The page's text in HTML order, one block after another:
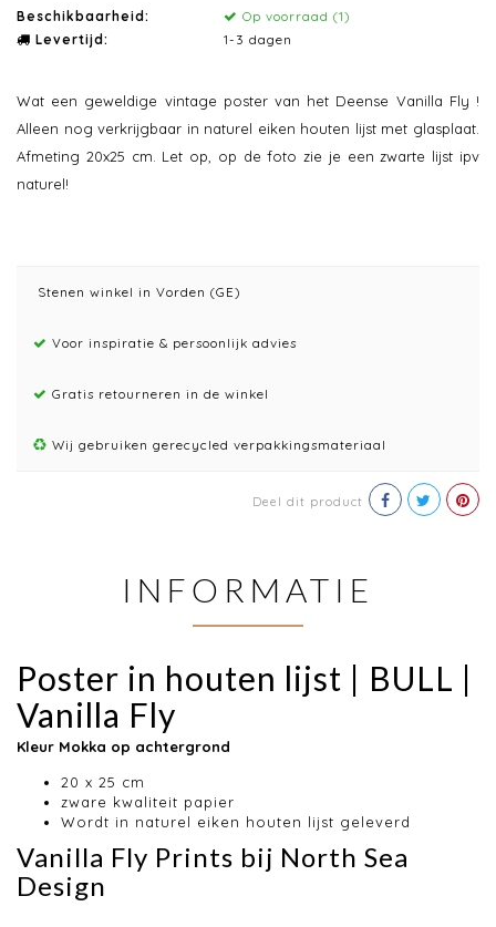
Beschikbaarheid:
Op voorraad (1)
Levertijd:
1-3 dagen
Wat een geweldige vintage poster van het Deense Vanilla Fly !
Alleen nog verkrijgbaar in naturel eiken houten lijst met glasplaat.
Afmeting 20x25 cm. Let op, op de foto zie je een zwarte lijst ipv
naturel!
Stenen winkel in Vorden (GE)
Voor inspiratie & persoonlijk advies
Gratis retourneren in de winkel
Wij gebruiken gerecycled verpakkingsmateriaal
Deel dit product
INFORMATIE
Poster in houten lijst | BULL |
Vanilla Fly
Kleur Mokka op achtergrond
20 x 25 cm
zware kwaliteit papier
Wordt in naturel eiken houten lijst geleverd
Vanilla Fly Prints bij North Sea
Design